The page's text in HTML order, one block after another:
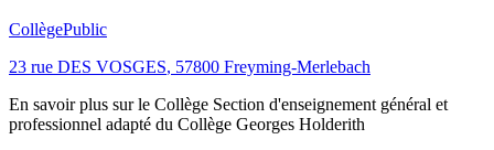
CollègePublic
23 rue DES VOSGES, 57800 Freyming-Merlebach
En savoir plus sur le Collège Section d'enseignement général et
professionnel adapté du Collège Georges Holderith